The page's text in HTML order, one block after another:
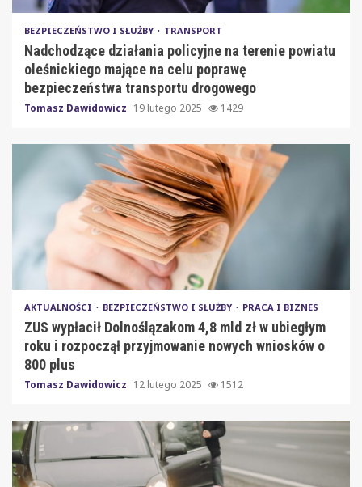
BEZPIECZEŃSTWO I SŁUŻBY TRANSPORT
Nadchodzące działania policyjne na terenie powiatu
oleśnickiego mające na celu poprawę
bezpieczeństwa transportu drogowego
Tomasz Dawidowicz 19 lutego 2025 1429
AKTUALNOŚCI BEZPIECZEŃSTWO I SŁUŻBY PRACA I BIZNES
ZUS wypłacił Dolnoślązakom 4,8 mld zł w ubiegłym
roku i rozpoczął przyjmowanie nowych wniosków o
800 plus
Tomasz Dawidowicz 12 lutego 2025 1512